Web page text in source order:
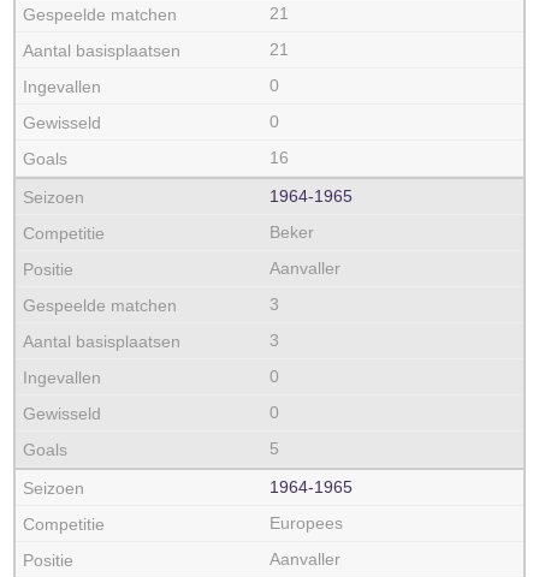
21
21
0
0
16
1964‑1965
Beker
Aanvaller
3
3
0
0
5
1964‑1965
Europees
Aanvaller